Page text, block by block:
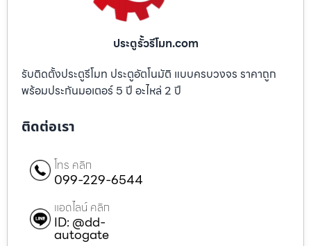
ประตูรั้วรีโมท.com
รับติดตั้งประตูรีโมท ประตูอัตโนมัติ แบบครบวงจร ราคาถูก
พร้อมประกันมอเตอร์ 5 ปี อะไหล่ 2 ปี
ติดต่อเรา
โทร คลิก
099-229-6544
แอดไลน์ คลิก
ID: @dd-
autogate